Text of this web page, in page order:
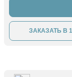
ЗАКАЗАТЬ В